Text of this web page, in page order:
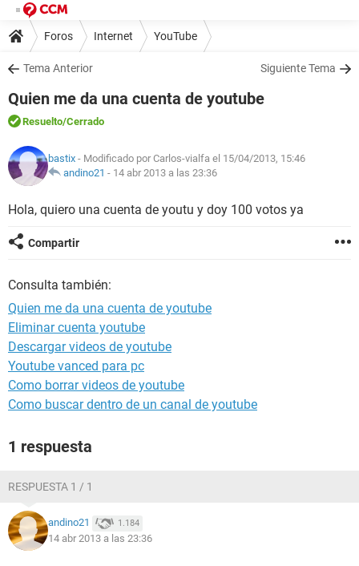
Foros Internet YouTube
Tema Anterior Siguiente Tema
Quien me da una cuenta de youtube
Resuelto/Cerrado
bastix - Modificado por Carlos-vialfa el 15/04/2013, 15:46
andino21 - 14 abr 2013 a las 23:36
Hola, quiero una cuenta de youtu y doy 100 votos ya
Compartir
Consulta también:
Quien me da una cuenta de youtube
Eliminar cuenta youtube
Descargar videos de youtube
Youtube vanced para pc
Como borrar videos de youtube
Como buscar dentro de un canal de youtube
1 respuesta
RESPUESTA 1 / 1
andino21 1.184
14 abr 2013 a las 23:36